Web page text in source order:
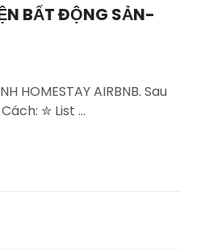
BẤT ĐỘNG SẢN-
HOMESTAY AIRBNB. Sau
✮ List …